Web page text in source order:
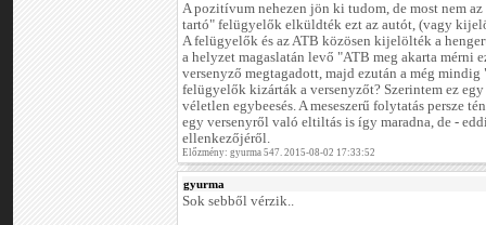
A pozitívum nehezen jön ki tudom, de most nem
tartó" felügyelők elküldték ezt az autót, (vagy
A felügyelők és az ATB közösen kijelölték a
a helyzet magaslatán levő "ATB meg akarta mérni
versenyző megtagadott, majd ezután a még
felügyelők kizárták a versenyzőt? Szerintem ez
véletlen egybeesés. A meseszerű folytatás persze
egy versenyről való eltiltás is így maradna, de -
ellenkezőjéről.
Előzmény: gyurma 547. 2015-08-02 17:33:52
gyurma
Sok sebből vérzik..